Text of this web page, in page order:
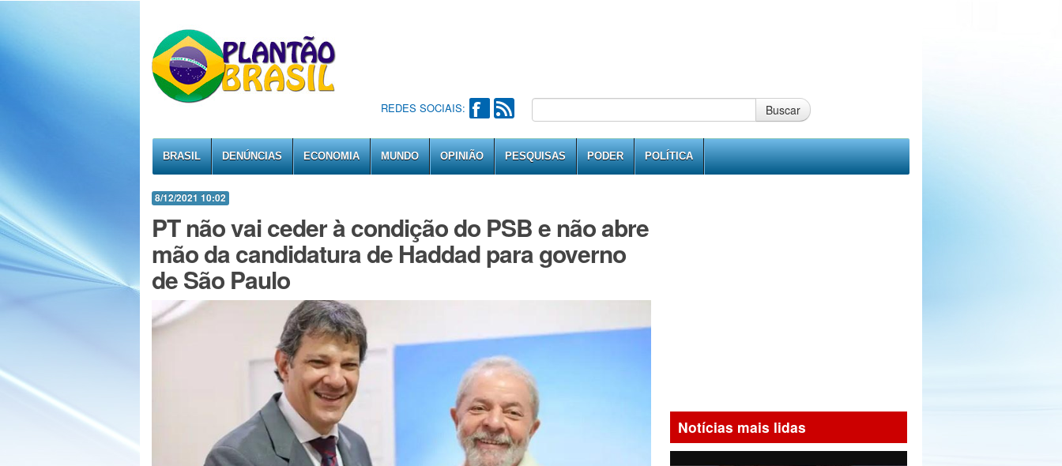
REDES SOCIAIS: Buscar
BRASIL DENÚNCIAS ECONOMIA MUNDO OPINIÃO PESQUISAS PODER POLÍTICA
8/12/2021 10:02
PT não vai ceder à condição do PSB e não abre
mão da candidatura de Haddad para governo
de São Paulo
Notícias mais lidas